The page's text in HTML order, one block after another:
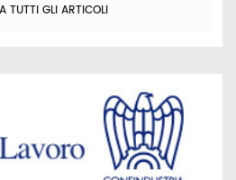
TUTTI GLI ARTICOLI